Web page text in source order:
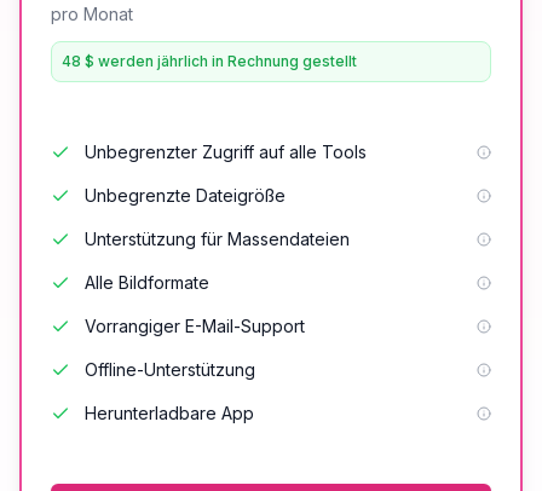
pro Monat
48 $ werden jährlich in Rechnung gestellt
Unbegrenzter Zugriff auf alle Tools
Unbegrenzte Dateigröße
Unterstützung für Massendateien
Alle Bildformate
Vorrangiger E-Mail-Support
Offline-Unterstützung
Herunterladbare App